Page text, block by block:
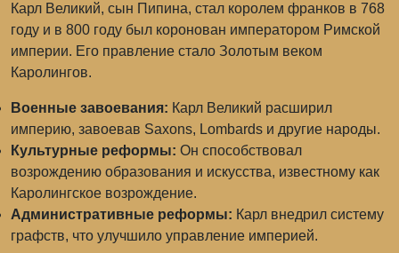
Карл Великий, сын Пипина, стал королем франков в 768
году и в 800 году был коронован императором Римской
империи. Его правление стало Золотым веком
Каролингов.
Военные завоевания: Карл Великий расширил
империю, завоевав Saxons, Lombards и другие народы.
Культурные реформы: Он способствовал
возрождению образования и искусства, известному как
Каролингское возрождение.
Административные реформы: Карл внедрил систему
графств, что улучшило управление империей.